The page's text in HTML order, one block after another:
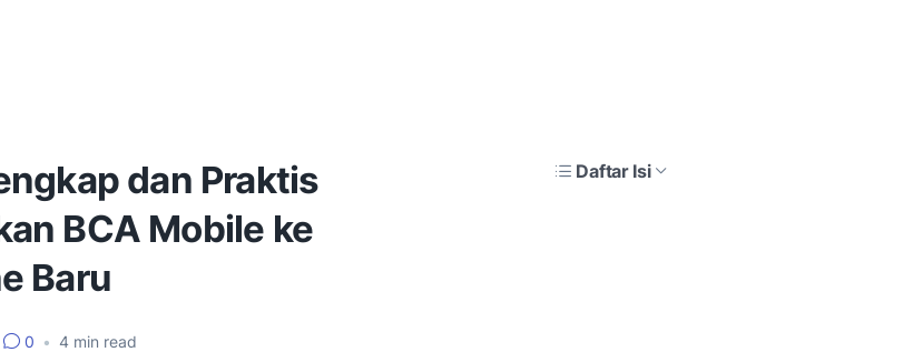
dan Praktis
BCA Mobile ke
Baru
0 • 4 min read
Daftar Isi